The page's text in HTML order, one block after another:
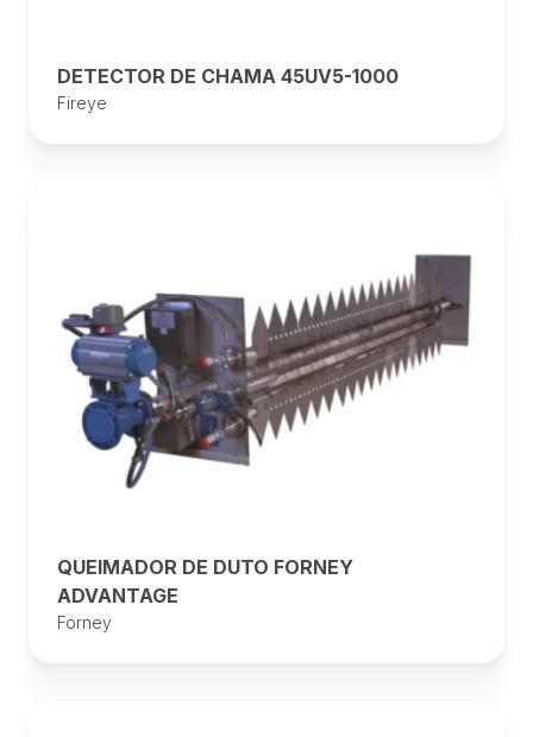
DETECTOR DE CHAMA 45UV5-1000
Fireye
QUEIMADOR DE DUTO FORNEY
ADVANTAGE
Forney